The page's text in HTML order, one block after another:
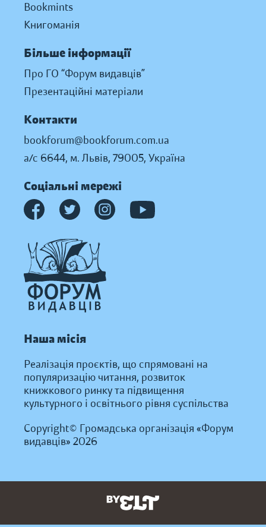
Bookmints
Книгоманія
Більше інформації
Про ГО “Форум видавців”
Презентаційні матеріали
Контакти
bookforum@bookforum.com.ua
а/с 6644, м. Львів, 79005, Україна
Соціальні мережі
Наша місія
Реалізація проєктів, що спрямовані на
популяризацію читання, розвиток
книжкового ринку та підвищення
культурного і освітнього рівня суспільства
Copyright© Громадська організація «Форум
видавців» 2026